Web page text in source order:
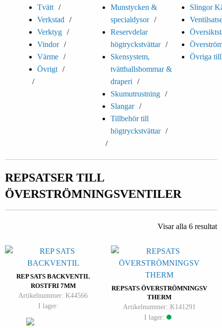
Tvätt
Verkstad
Verktyg
Vindor
Värme
Övrigt
Munstycken &
specialdysor
Reservdelar
högtryckstvättar
Skensystem,
tvätthallsbommar &
draperi
Skumutrustning
Slangar
Tillbehör till
högtryckstvättar
Slingor
Övriga
REPSATSER TILL
ÖVERSTRÖMNINGSVENTILER
Visar alla 6 resultat
REP SATS BACKVENTIL
ROSTFRI 7MM
Artikelnummer: K44566
I lager:
REPSATS ÖVERSTRÖMNINGSV
THERM
Artikelnummer: K141291
I lager: